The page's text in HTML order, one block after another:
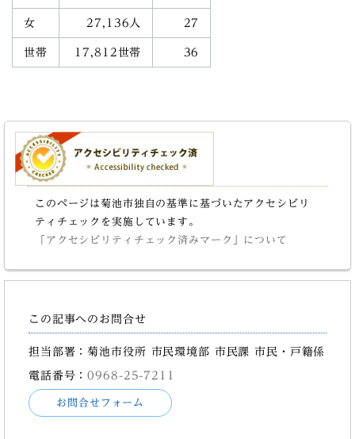
女 27,136人 27
世帯 17,812世帯 36
このページは菊池市独自の基準に基づいたアクセシビリ
ティチェックを実施しています。
「アクセシビリティチェック済みマーク」について
この記事へのお問合せ
担当部署：菊池市役所 市民環境部 市民課 市民・戸籍係
電話番号：0968-25-7211
お問合せフォーム